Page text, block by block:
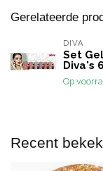
Gerelateerde
DIVA
Set
Diva's
Op
Recent